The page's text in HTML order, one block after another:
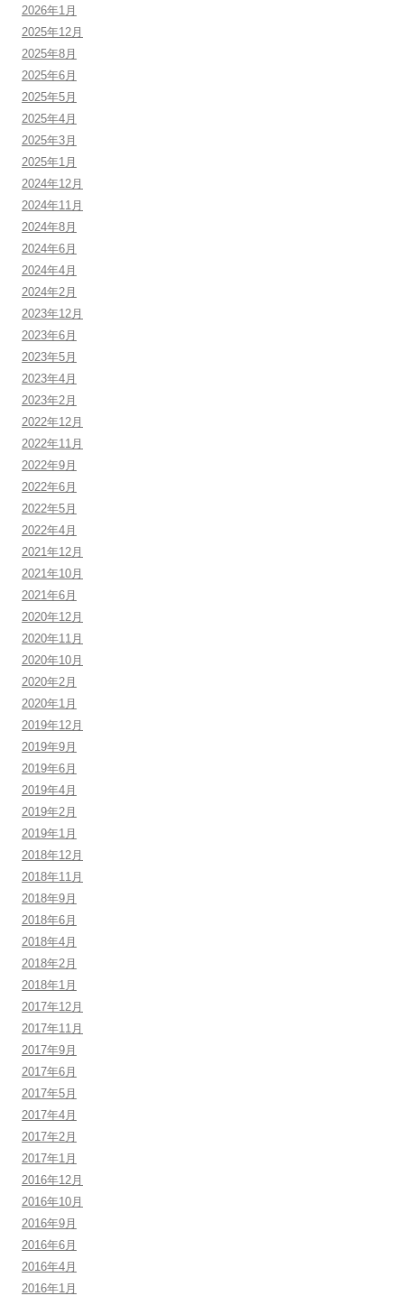
2026年1月
2025年12月
2025年8月
2025年6月
2025年5月
2025年4月
2025年3月
2025年1月
2024年12月
2024年11月
2024年8月
2024年6月
2024年4月
2024年2月
2023年12月
2023年6月
2023年5月
2023年4月
2023年2月
2022年12月
2022年11月
2022年9月
2022年6月
2022年5月
2022年4月
2021年12月
2021年10月
2021年6月
2020年12月
2020年11月
2020年10月
2020年2月
2020年1月
2019年12月
2019年9月
2019年6月
2019年4月
2019年2月
2019年1月
2018年12月
2018年11月
2018年9月
2018年6月
2018年4月
2018年2月
2018年1月
2017年12月
2017年11月
2017年9月
2017年6月
2017年5月
2017年4月
2017年2月
2017年1月
2016年12月
2016年10月
2016年9月
2016年6月
2016年4月
2016年1月